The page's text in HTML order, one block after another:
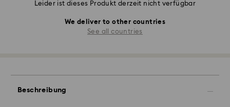
Leider ist dieses Produkt derzeit nicht verfügbar
We deliver to other countries
See all countries
Beschreibung